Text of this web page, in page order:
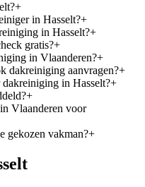
+
in Hasselt?+
in Hasselt?+
gratis?+
in Vlaanderen?+
dakreiniging aanvragen?+
in Hasselt?+
+
Vlaanderen voor
gekozen vakman?+